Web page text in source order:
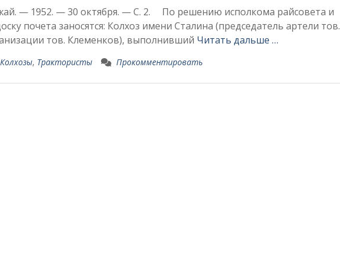
— 1952. — 30 октября. — С. 2. По решению исполкома райсовета и
почета заносятся: Колхоз имени Сталина (председатель артели тов.
тов. Клеменков), выпол­нивший Читать дальше …
Колхозы, Трактористы Прокомментировать